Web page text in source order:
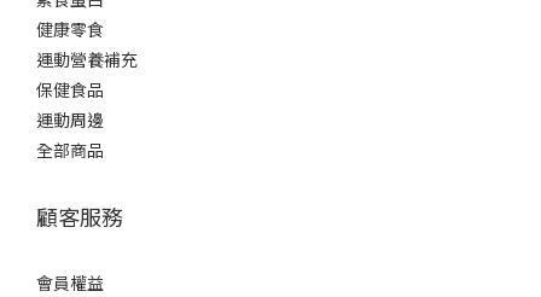
健康零食
運動營養補充
保健食品
運動周邊
全部商品
顧客服務
會員權益